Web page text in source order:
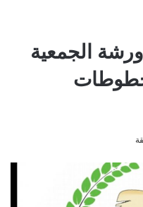
الجمعية